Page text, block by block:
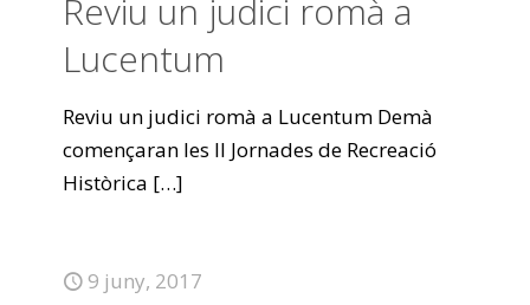
Reviu un judici romà a
Lucentum
Reviu un judici romà a Lucentum Demà
començaran les II Jornades de Recreació
Històrica […]
9 juny, 2017